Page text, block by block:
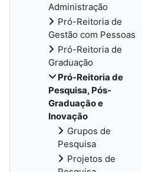
Administração
Pró-Reitoria de
Gestão com Pessoas
Pró-Reitoria de
Graduação
Pró-Reitoria de
Pesquisa, Pós-
Graduação e
Inovação
Grupos de
Pesquisa
Projetos de